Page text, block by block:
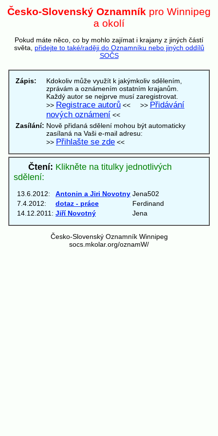
Česko-Slovenský Oznamník pro Winnipeg
a okolí
Pokud máte něco, co by mohlo zajímat i krajany z jiných částí
světa, přidejte to také/raději do Oznamníku nebo jiných oddílů
SOČS
Zápis:
Kdokoliv může využít k jakýmkoliv sdělením,
zprávám a oznámením ostatním krajanům.
Každý autor se nejprve musí zaregistrovat.
>> Registrace autorů << >> Přidávání
nových oznámení <<
Zasílání: Nově přidaná sdělení mohou být automaticky
zasílaná na Vaši e-mail adresu:
>> Přihlašte se zde <<
Čtení: Klikněte na titulky jednotlivých
sdělení:
13.6.2012: Antonin a Jiri Novotny Jena502
7.4.2012:
dotaz - práce
Ferdinand
14.12.2011: Jiří Novotný Jena
Česko-Slovenský Oznamník Winnipeg
socs.mkolar.org/oznamW/